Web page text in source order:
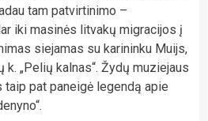
tam patvirtinimo –
iki masinės litvakų migracijos į
siejamas su karininku Muijs,
„Pelių kalnas“. Žydų muziejaus
pat paneigė legendą apie